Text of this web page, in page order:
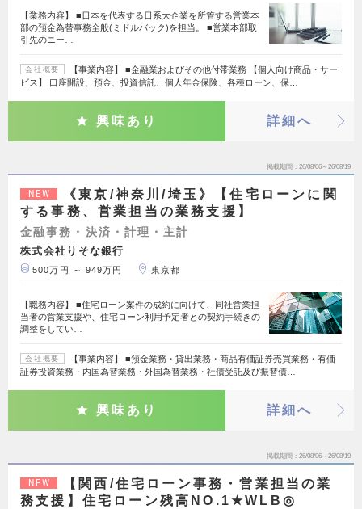
【業務内容】 ■日本を代表する日系大企業を所管する営業本
部の預金為替事務全般(ミドルバック)を担当。 ■営業本部取
引先のニー…
会社概要
【事業内容】 ■金融業およびその他付帯業務 【個人向け商品・サー
ビス】 口座開設、預金、投資信託、個人年金保険、各種ローン、保…
興味あり 詳細へ
掲載期間 26/08/06～26/08/19
NEW
《東京/神奈川/埼玉》【住宅ローンに関
する事務、営業担当の業務支援】
金融事務・決済・計理・主計
株式会社りそな銀行
500万円 ～ 949万円 東京都
【職務内容】 ■住宅ローン案件の成約に向けて、同社営業担
当者の営業支援や、住宅ローン利用予定者との契約手続きの
調整をしてい…
会社概要
【事業内容】 ■預金業務・貸出業務・商品有価証券売買業務・有価
証券投資業務・内国為替業務・外国為替業務・社債受託及び振替債…
興味あり 詳細へ
掲載期間 26/08/06～26/08/19
NEW
【関西/住宅ローン事務・営業担当の業
務支援】住宅ローン残高NO.1★WLB◎